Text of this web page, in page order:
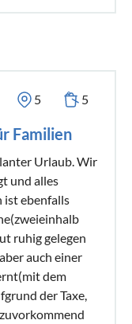
5 5
Familien
Urlaub. Wir
und alles
ist ebenfalls
ruhig gelegen
auch einer
dem
der Taxe,